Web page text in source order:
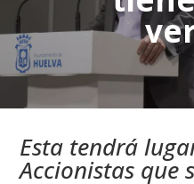
Esta tendrá
Accionistas que